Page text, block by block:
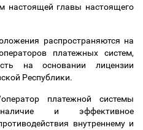
настоящей главы настоящего
распространяются на
платежных систем,
на основании лицензии
Республики.
платежной системы
и эффективное
внутреннему и